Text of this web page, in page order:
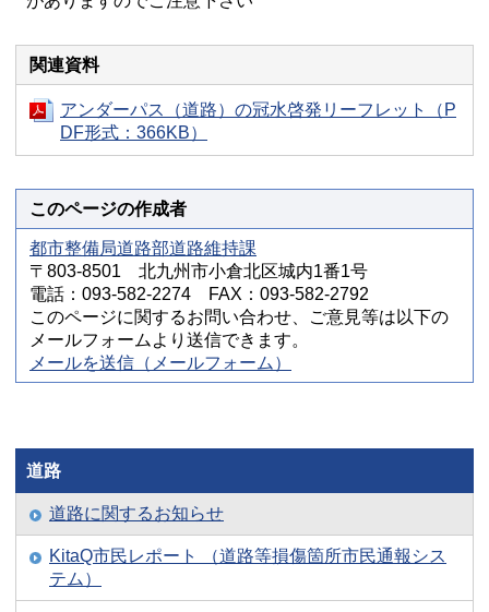
関連資料
アンダーパス（道路）の冠水啓発リーフレット（P
DF形式：366KB）
このページの作成者
都市整備局道路部道路維持課
〒803-8501 北九州市小倉北区城内1番1号
電話：093-582-2274 FAX：093-582-2792
このページに関するお問い合わせ、ご意見等は以下の
メールフォームより送信できます。
メールを送信（メールフォーム）
道路
道路に関するお知らせ
KitaQ市民レポート （道路等損傷箇所市民通報シス
テム）